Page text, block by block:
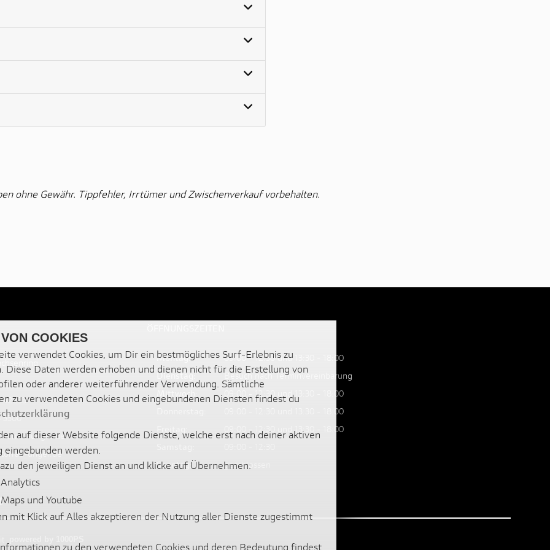
ohne Gewähr. Tippfehler, Irrtümer und Zwischenverkauf vorbehalten.
42233
3300
unger.de
unger.de
Montag:
09:00 - 12:30 und 13:30 - 18:00
Dienstag:
Besuch nach Terminvereinbarung
Mittwoch:
09:00 - 12:30 und 13:30 - 18:00
09:00 - 12:30 und 13:30 - 18:00
09:00 - 12:30 und 13:30 - 18:00
Sonntag:
geschlossen
COOKIES
verwendet Cookies, um Dir ein bestmögliches Surf-Erlebnis zu
Diese Daten werden erhoben und dienen nicht für die Erstellung von
oder anderer weiterführender Verwendung. Sämtliche
zu verwendeten Cookies und eingebundenen Diensten findest du
auf dieser Website folgende Dienste, welche erst nach deiner aktiven
eingebunden werden.
den jeweiligen Dienst an und klicke auf Übernehmen:
und Youtube
mit Klick auf Alles akzeptieren der Nutzung aller Dienste zugestimmt
zu den verwendeten Cookies und deren Bedeutung findest